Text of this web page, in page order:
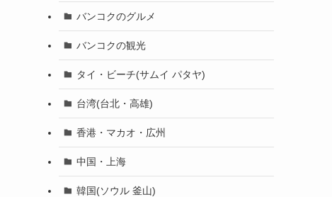
バンコクのグルメ
バンコクの観光
タイ・ビーチ(サムイ パタヤ)
台湾(台北・高雄)
香港・マカオ・広州
中国・上海
韓国(ソウル 釜山)